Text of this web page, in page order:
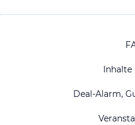
Inhalte
Deal-Alarm,